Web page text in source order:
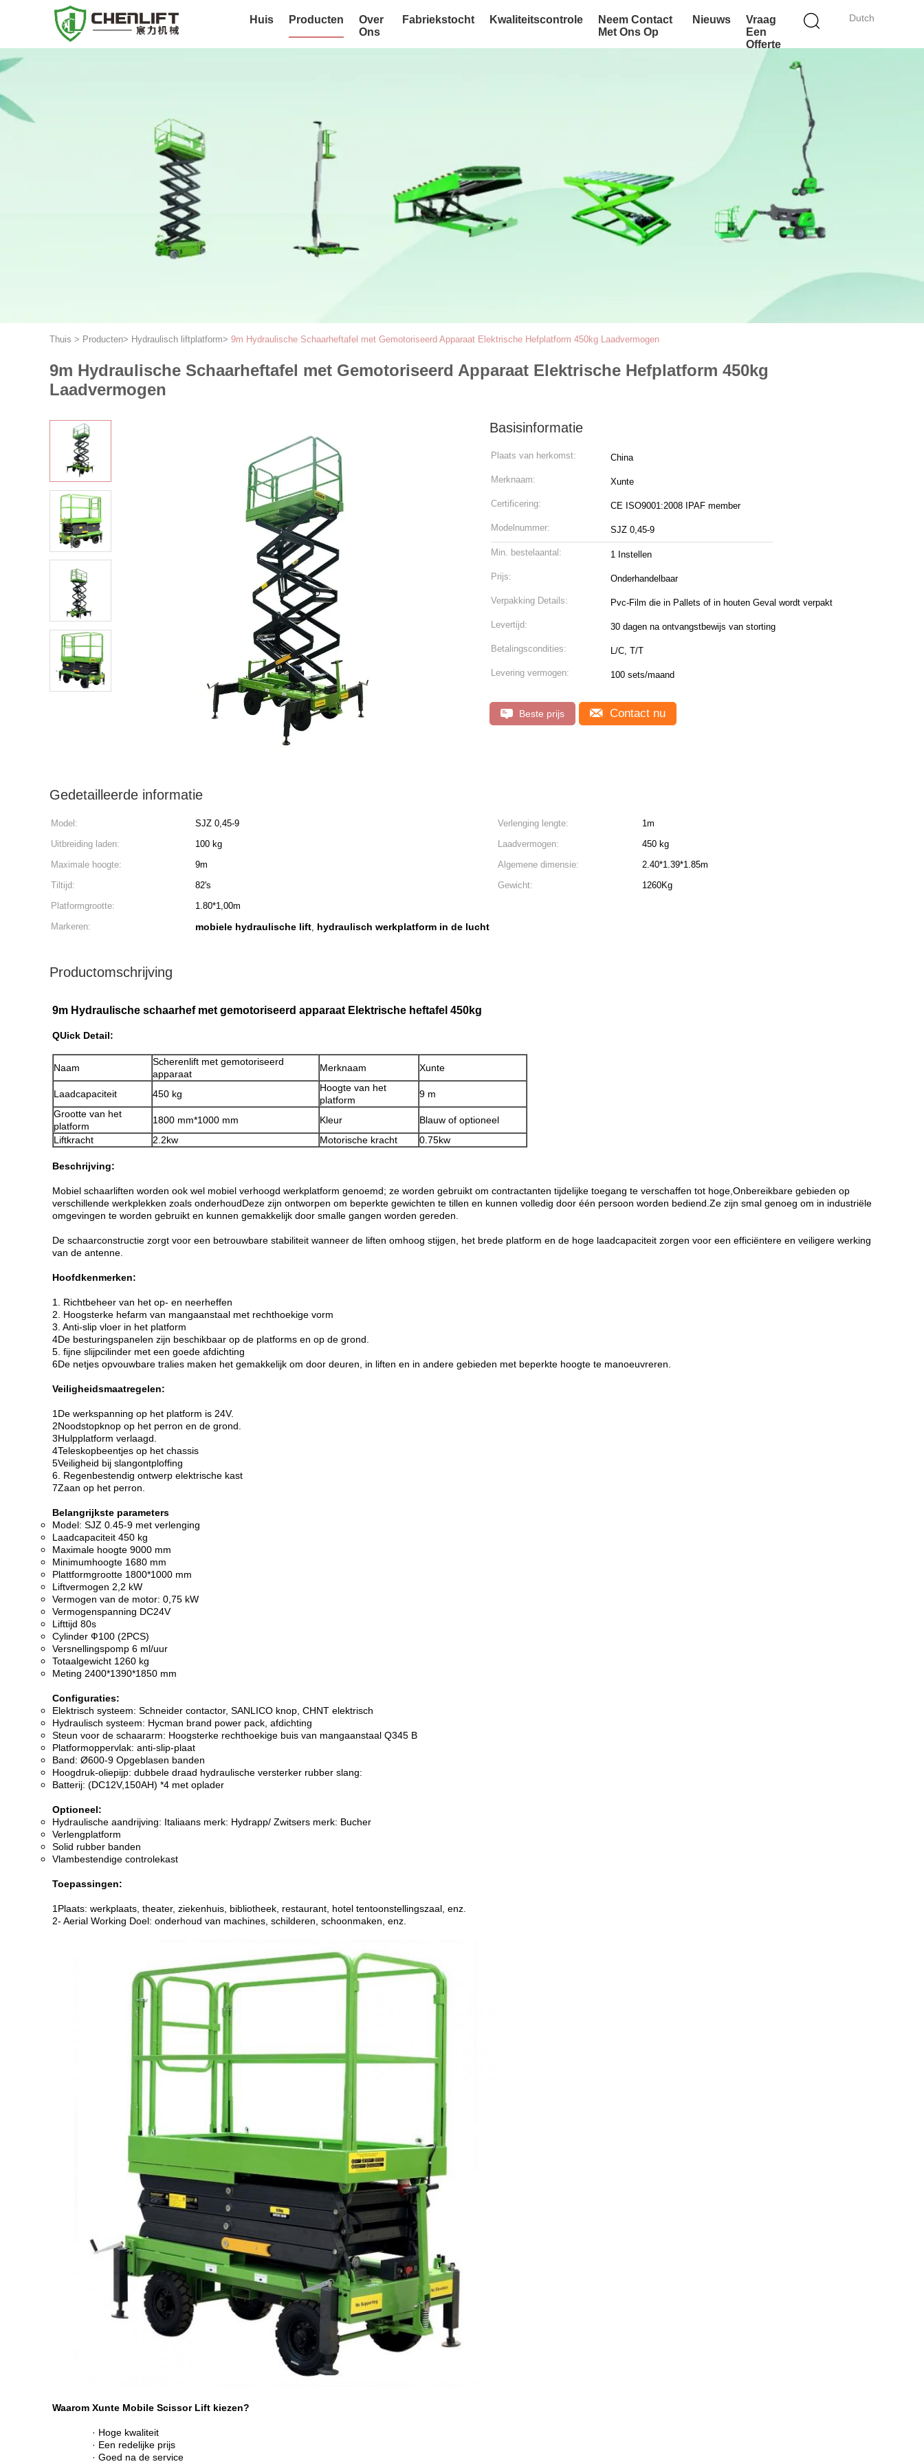
Dutch
Huis Producten
Over
Ons
Fabriekstocht Kwaliteitscontrole
Neem Contact
Met Ons Op
Nieuws
Vraag
Een
Offerte
Thuis > Producten> Hydraulisch liftplatform> 9m Hydraulische Schaarheftafel met Gemotoriseerd Apparaat Elektrische Hefplatform 450kg Laadvermogen
9m Hydraulische Schaarheftafel met Gemotoriseerd Apparaat Elektrische Hefplatform 450kg
Laadvermogen
Basisinformatie
Plaats van herkomst: China
Merknaam: Xunte
Certificering: CE ISO9001:2008 IPAF member
Modelnummer: SJZ 0,45-9
Min. bestelaantal: 1 Instellen
Prijs: Onderhandelbaar
Verpakking Details: Pvc-Film die in Pallets of in houten Geval wordt verpakt
Levertijd: 30 dagen na ontvangstbewijs van storting
Betalingscondities: L/C, T/T
Levering vermogen: 100 sets/maand
Beste prijs Contact nu
Gedetailleerde informatie
Model: SJZ 0,45-9 Verlenging lengte:
1m
Uitbreiding laden:
100 kg Laadvermogen:
450 kg
Maximale hoogte:
9m Algemene dimensie:
2.40*1.39*1.85m
Tiltijd:
82's Gewicht:
1260Kg
Platformgrootte:
1.80*1,00m
Markeren:
mobiele hydraulische lift, hydraulisch werkplatform in de lucht
Productomschrijving
9m Hydraulische schaarhef met gemotoriseerd apparaat Elektrische heftafel 450kg
QUick Detail:
Naam
Scherenlift met gemotoriseerd
apparaat
Merknaam Xunte
Laadcapaciteit 450 kg
Hoogte van het
platform
9 m
Grootte van het
platform
1800 mm*1000 mm Kleur
Blauw of optioneel
Liftkracht
2.2kw Motorische kracht 0.75kw
Beschrijving:
Mobiel schaarliften worden ook wel mobiel verhoogd werkplatform genoemd; ze worden gebruikt om contractanten tijdelijke toegang te verschaffen tot hoge,Onbereikbare gebieden op
verschillende werkplekken zoals onderhoudDeze zijn ontworpen om beperkte gewichten te tillen en kunnen volledig door één persoon worden bediend.Ze zijn smal genoeg om in industriële
omgevingen te worden gebruikt en kunnen gemakkelijk door smalle gangen worden gereden.
De schaarconstructie zorgt voor een betrouwbare stabiliteit wanneer de liften omhoog stijgen, het brede platform en de hoge laadcapaciteit zorgen voor een efficiëntere en veiligere werking
van de antenne.
Hoofdkenmerken:
1. Richtbeheer van het op- en neerheffen
2. Hoogsterke hefarm van mangaanstaal met rechthoekige vorm
3. Anti-slip vloer in het platform
4De besturingspanelen zijn beschikbaar op de platforms en op de grond.
5. fijne slijpcilinder met een goede afdichting
6De netjes opvouwbare tralies maken het gemakkelijk om door deuren, in liften en in andere gebieden met beperkte hoogte te manoeuvreren.
Veiligheidsmaatregelen:
1De werkspanning op het platform is 24V.
2Noodstopknop op het perron en de grond.
3Hulpplatform verlaagd.
4Teleskopbeentjes op het chassis
5Veiligheid bij slangontploffing
6. Regenbestendig ontwerp elektrische kast
7Zaan op het perron.
Belangrijkste parameters
Model: SJZ 0.45-9 met verlenging
Laadcapaciteit 450 kg
Maximale hoogte 9000 mm
Minimumhoogte 1680 mm
Plattformgrootte 1800*1000 mm
Liftvermogen 2,2 kW
Vermogen van de motor: 0,75 kW
Vermogenspanning DC24V
Lifttijd 80s
Cylinder Ф100 (2PCS)
Versnellingspomp 6 ml/uur
Totaalgewicht 1260 kg
Meting 2400*1390*1850 mm
Configuraties:
Elektrisch systeem: Schneider contactor, SANLICO knop, CHNT elektrisch
Hydraulisch systeem: Hycman brand power pack, afdichting
Steun voor de schaararm: Hoogsterke rechthoekige buis van mangaanstaal Q345 B
Platformoppervlak: anti-slip-plaat
Band: Ø600-9 Opgeblasen banden
Hoogdruk-oliepijp: dubbele draad hydraulische versterker rubber slang:
Batterij: (DC12V,150AH) *4 met oplader
Optioneel:
Hydraulische aandrijving: Italiaans merk: Hydrapp/ Zwitsers merk: Bucher
Verlengplatform
Solid rubber banden
Vlambestendige controlekast
Toepassingen:
1Plaats: werkplaats, theater, ziekenhuis, bibliotheek, restaurant, hotel tentoonstellingszaal, enz.
2- Aerial Working Doel: onderhoud van machines, schilderen, schoonmaken, enz.
Waarom Xunte Mobile Scissor Lift kiezen?
· Hoge kwaliteit
· Een redelijke prijs
· Goed na de service